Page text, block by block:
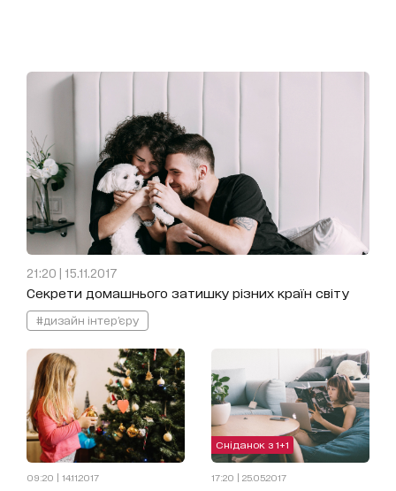
21:20 | 15.11.2017
Секрети домашнього затишку різних країн світу
#дизайн інтер'єру
09:20 | 14.11.2017
Сніданок з 1+1
17:20 | 25.05.2017